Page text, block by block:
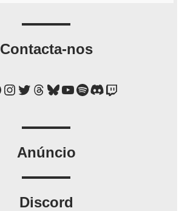
Contacta-nos
Instagram Twitter Threads Bluesky YouTube Spotify Discord Twitch
Anúncio
Discord